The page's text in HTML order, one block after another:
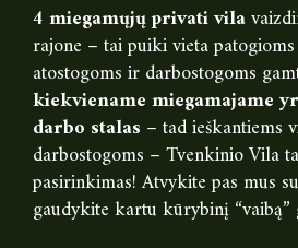
4 miegamųjų privati vila
rajone – tai puiki vieta
atostogoms ir darbostogoms
kiekviename miegamajame
darbo stalas – tad ieškantiems
darbostogoms – Tvenkinio Vila
pasirinkimas! Atvykite pas mus
gaudykite kartu kūrybinį “vaibą”